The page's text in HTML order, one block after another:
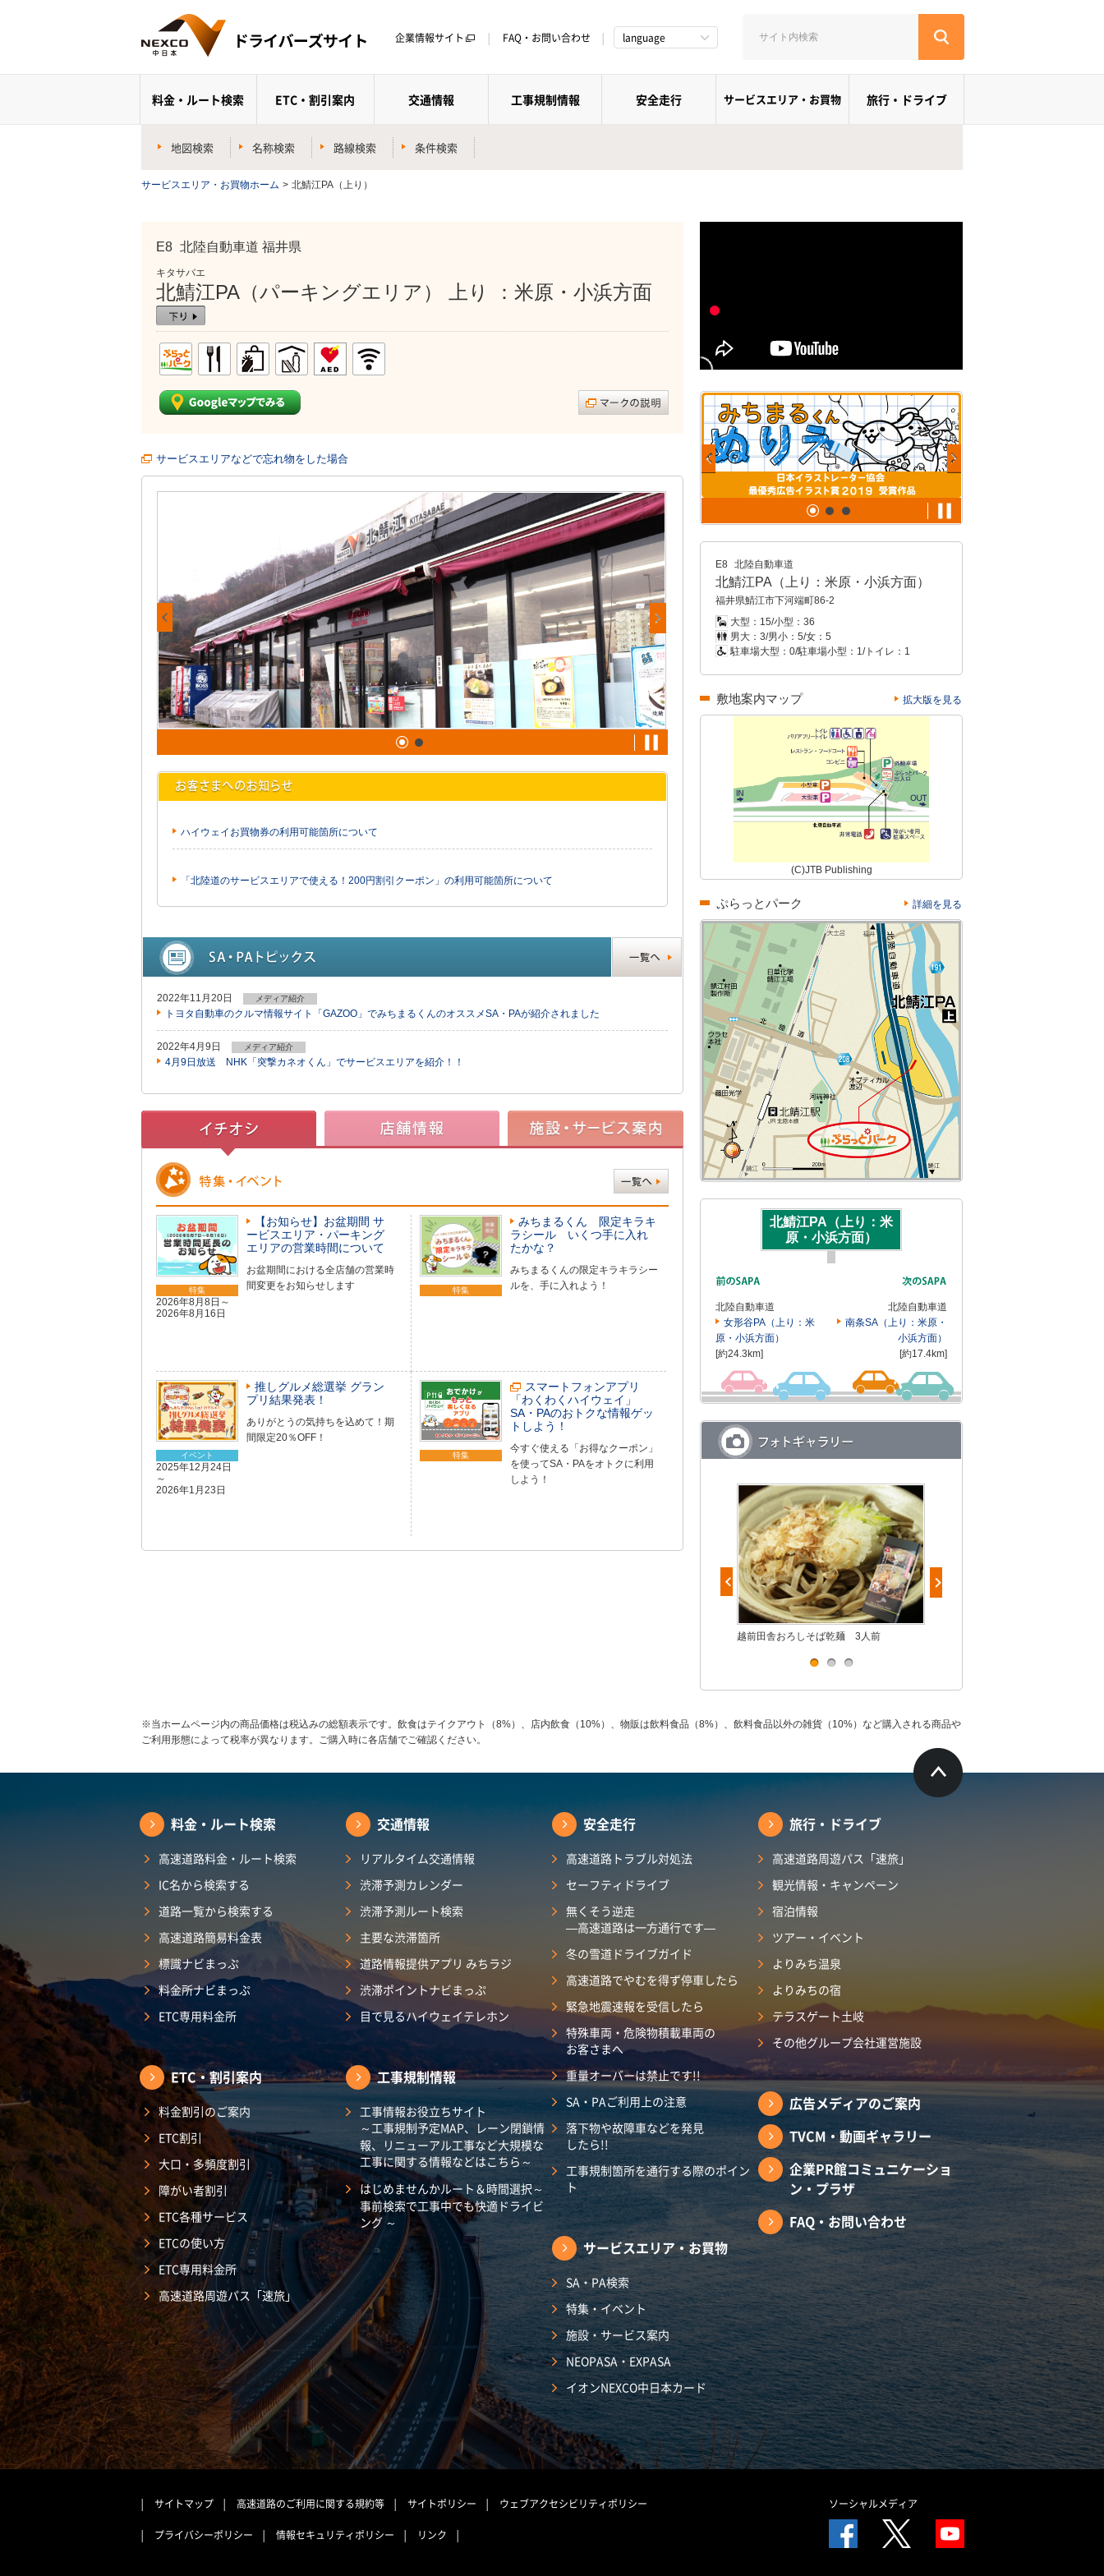
企業情報サイト FAQ・お問い合わせ language
料金・ルート検索 ETC・割引案内 交通情報 工事規制情報 安全走行 サービスエリア・お買物 旅行・ドライブ
地図検索 名称検索 路線検索 条件検索
サービスエリア・お買物ホーム > 北鯖江PA（上り）
E8 北陸自動車道 福井県
キタサバエ
北鯖江PA（パーキングエリア） 上り ：米原・小浜方面
サービスエリアなどで忘れ物をした場合
ハイウェイお買物券の利用可能箇所について
「北陸道のサービスエリアで使える！200円割引クーポン」の利用可能箇所について
2022年11月20日 メディア紹介
トヨタ自動車のクルマ情報サイト「GAZOO」でみちまるくんのオススメSA・PAが紹介されました
2022年4月9日 メディア紹介
4月9日放送 NHK「突撃カネオくん」でサービスエリアを紹介！！
特集
2026年8月8日～
2026年8月16日
【お知らせ】お盆期間 サ
ービスエリア・パーキング
エリアの営業時間について
お盆期間における全店舗の営業時
間変更をお知らせします
特集
みちまるくん 限定キラキ
ラシール いくつ手に入れ
たかな？
みちまるくんの限定キラキラシー
ルを、手に入れよう！
イベント
2025年12月24日
～
2026年1月23日
推しグルメ総選挙 グラン
プリ結果発表！
ありがとうの気持ちを込めて！期
間限定20％OFF！
特集
スマートフォンアプリ
「わくわくハイウェイ」
SA・PAのおトクな情報ゲッ
トしよう！
今すぐ使える「お得なクーポン」
を使ってSA・PAをオトクに利用
しよう！
E8 北陸自動車道
北鯖江PA（上り：米原・小浜方面）
福井県鯖江市下河端町86-2
大型：15/小型：36
男大：3/男小：5/女：5
駐車場大型：0/駐車場小型：1/トイレ：1
敷地案内マップ 拡大版を見る
(C)JTB Publishing
ぷらっとパーク 詳細を見る
北鯖江PA（上り：米
原・小浜方面）
北陸自動車道
女形谷PA（上り：米
原・小浜方面）
[約24.3km]
北陸自動車道
南条SA（上り：米原・
小浜方面）
[約17.4km]
越前田舎おろしそば乾麺 3人前
※当ホームページ内の商品価格は税込みの総額表示です。飲食はテイクアウト（8%）、店内飲食（10%）、物販は飲料食品（8%）、飲料食品以外の雑貨（10%）など購入される商品や
ご利用形態によって税率が異なります。ご購入時に各店舗でご確認ください。
料金・ルート検索
高速道路料金・ルート検索
IC名から検索する
道路一覧から検索する
高速道路簡易料金表
標識ナビまっぷ
料金所ナビまっぷ
ETC専用料金所
ETC・割引案内
料金割引のご案内
ETC割引
大口・多頻度割引
障がい者割引
ETC各種サービス
ETCの使い方
ETC専用料金所
高速道路周遊パス「速旅」
交通情報
リアルタイム交通情報
渋滞予測カレンダー
渋滞予測ルート検索
主要な渋滞箇所
道路情報提供アプリ みちラジ
渋滞ポイントナビまっぷ
目で見るハイウェイテレホン
工事規制情報
工事情報お役立ちサイト
～工事規制予定MAP、レーン閉鎖情
報、リニューアル工事など大規模な
工事に関する情報などはこちら～
はじめませんかルート＆時間選択～
事前検索で工事中でも快適ドライビ
ング ～
安全走行
高速道路トラブル対処法
セーフティドライブ
無くそう逆走
―高速道路は一方通行です―
冬の雪道ドライブガイド
高速道路でやむを得ず停車したら
緊急地震速報を受信したら
特殊車両・危険物積載車両の
お客さまへ
重量オーバーは禁止です!!
SA・PAご利用上の注意
落下物や故障車などを発見
したら!!
工事規制箇所を通行する際のポイン
ト
サービスエリア・お買物
SA・PA検索
特集・イベント
施設・サービス案内
NEOPASA・EXPASA
イオンNEXCO中日本カード
旅行・ドライブ
高速道路周遊パス「速旅」
観光情報・キャンペーン
宿泊情報
ツアー・イベント
よりみち温泉
よりみちの宿
テラスゲート土岐
その他グループ会社運営施設
広告メディアのご案内
TVCM・動画ギャラリー
企業PR館コミュニケーショ
ン・プラザ
FAQ・お問い合わせ
サイトマップ 高速道路のご利用に関する規約等 サイトポリシー ウェブアクセシビリティポリシー
プライバシーポリシー 情報セキュリティポリシー リンク
ソーシャルメディア